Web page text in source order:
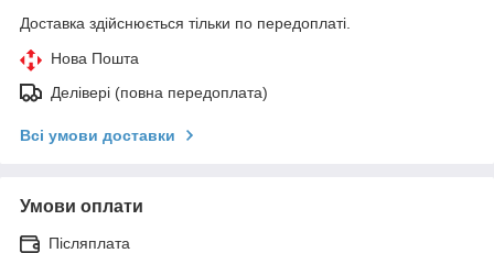
Доставка здійснюється тільки по передоплаті.
Нова Пошта
Делівері (повна передоплата)
Всі умови доставки
Умови оплати
Післяплата